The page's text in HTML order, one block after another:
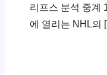
리프스 분석 중계
에 열리는 NHL의